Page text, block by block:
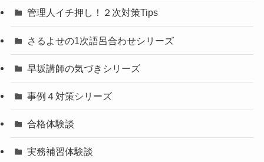
管理人イチ押し！２次対策Tips
さるよせの1次語呂合わせシリーズ
早坂講師の気づきシリーズ
事例４対策シリーズ
合格体験談
実務補習体験談